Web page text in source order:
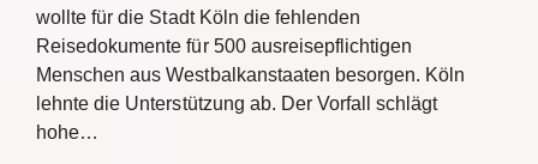
wollte für die Stadt Köln die fehlenden
Reisedokumente für 500 ausreisepflichtigen
Menschen aus Westbalkanstaaten besorgen. Köln
lehnte die Unterstützung ab. Der Vorfall schlägt
hohe…